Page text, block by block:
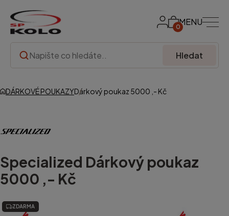
0MENU
Hledat
DÁRKOVÉ POUKAZYDárkový poukaz 5000 ,- Kč
Specialized Dárkový poukaz
5000 ,- Kč
ZDARMA